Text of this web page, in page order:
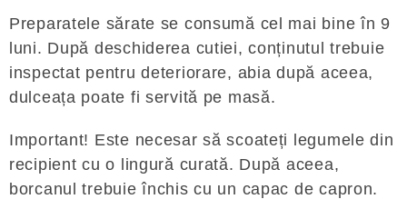
Preparatele sărate se consumă cel mai bine în 9
luni. După deschiderea cutiei, conținutul trebuie
inspectat pentru deteriorare, abia după aceea,
dulceața poate fi servită pe masă.
Important! Este necesar să scoateți legumele din
recipient cu o lingură curată. După aceea,
borcanul trebuie închis cu un capac de capron.